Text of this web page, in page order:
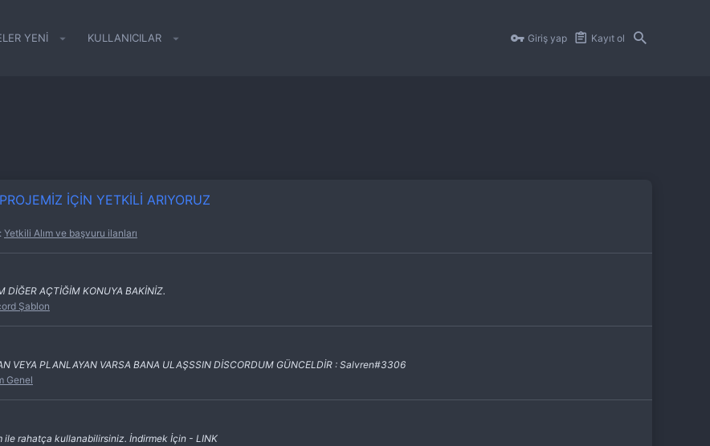
YENI KULLANICILAR Giriş yap Kayıt ol
İÇİN YETKİLİ ARIYORUZ
Yetkili Alım ve başvuru ilanları
DİĞER AÇTİĞİM KONUYA BAKİNİZ.
Şablon
VEYA PLANLAYAN VARSA BANA ULAŞSSIN DİSCORDUM GÜNCELDİR : Salvren#3306
Genel
ile rahatça kullanabilirsiniz. İndirmek İçin - LINK